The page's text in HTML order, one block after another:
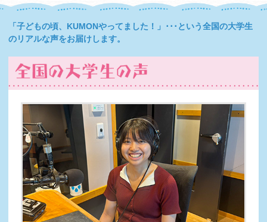
「子どもの頃、KUMONやってました！」･･･という全国の大学生
のリアルな声をお届けします。